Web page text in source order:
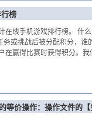
榜
在线手机游戏排行榜。 什
或挑战后被分配积分，
在赢得比赛时获得积分。我
价操作：操作文件的